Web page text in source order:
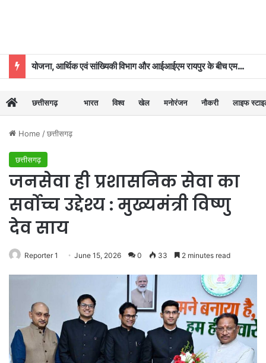
योजना, आर्थिक एवं सांख्यिकी विभाग और आईआईएम रायपुर के बीच एमओयू
छत्तीसगढ़ भारत विश्व खेल मनोरंजन नौकरी लाइफ
Home /छत्तीसगढ़
छत्तीसगढ़
जनसेवा ही प्रशासनिक सेवा का
सर्वोच्च उद्देश्य : मुख्यमंत्री विष्णु
देव साय
Reporter 1 June 15, 2026 0 33 2 minutes read